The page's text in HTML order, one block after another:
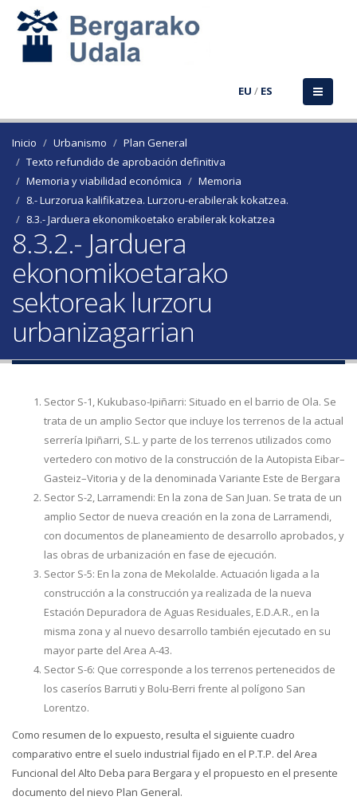
EU / ES
Inicio Urbanismo
Plan General
Texto refundido de aprobación definitiva
Memoria y viabilidad económica
Memoria
8.- Lurzorua kalifikatzea. Lurzoru-erabilerak kokatzea.
8.3.- Jarduera ekonomikoetako erabilerak kokatzea
8.3.2.- Jarduera
ekonomikoetarako
sektoreak lurzoru
urbanizagarrian
Sector S-1, Kukubaso-Ipiñarri: Situado en el barrio de Ola. Se
trata de un amplio Sector que incluye los terrenos de la actual
serrería Ipiñarri, S.L. y parte de los terrenos utilizados como
vertedero con motivo de la construcción de la Autopista Eibar–
Gasteiz–Vitoria y de la denominada Variante Este de Bergara
Sector S-2, Larramendi: En la zona de San Juan. Se trata de un
amplio Sector de nueva creación en la zona de Larramendi,
con documentos de planeamiento de desarrollo aprobados, y
las obras de urbanización en fase de ejecución.
Sector S-5: En la zona de Mekolalde. Actuación ligada a la
construcción a la construcción ya realizada de la nueva
Estación Depuradora de Aguas Residuales, E.D.A.R., en la
misma zona y al nuevo desarrollo también ejecutado en su
mayor parte del Area A-43.
Sector S-6: Que corresponde a los terrenos pertenecidos de
los caseríos Barruti y Bolu-Berri frente al polígono San
Lorentzo.
Como resumen de lo expuesto, resulta el siguiente cuadro
comparativo entre el suelo industrial fijado en el P.T.P. del Area
Funcional del Alto Deba para Bergara y el propuesto en el presente
documento del nievo Plan General.